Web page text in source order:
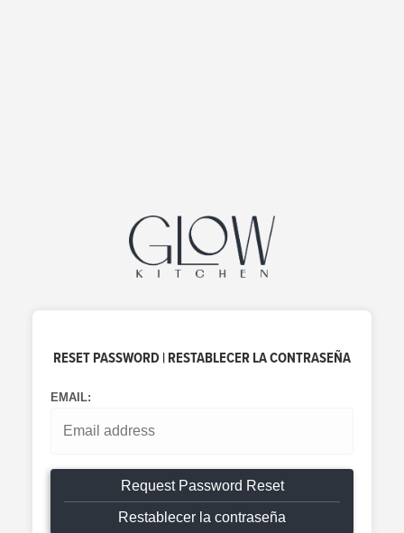
RESET PASSWORD | RESTABLECER LA CONTRASEÑA
EMAIL:
Request Password Reset
Restablecer la contraseña